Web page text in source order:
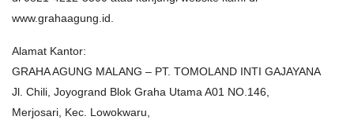
www.grahaagung.id.
Alamat Kantor:
GRAHA AGUNG MALANG – PT. TOMOLAND INTI GAJAYANA
Jl. Chili, Joyogrand Blok Graha Utama A01 NO.146,
Merjosari, Kec. Lowokwaru,